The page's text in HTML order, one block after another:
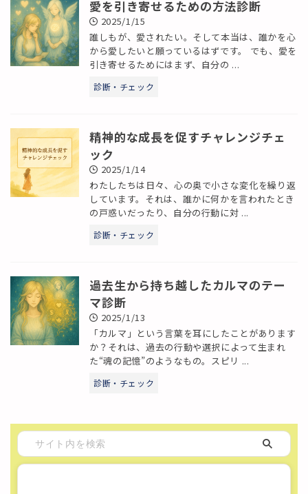
愛を引き寄せるための方法診断
2025/1/15
誰しもが、愛されたい。そして本当は、誰かを心
から愛したいと願っているはずです。 でも、愛を
引き寄せるためにはまず、自分の ...
診断・チェック
精神的な成長を促すチャレンジチェ
ック
2025/1/14
わたしたちは日々、心の奥で小さな変化を繰り返
しています。それは、誰かに何かを言われたとき
の戸惑いだったり、自分の行動に対 ...
診断・チェック
過去生から持ち越したカルマのテー
マ診断
2025/1/13
「カルマ」という言葉を耳にしたことがあります
か？それは、過去の行動や選択によって生まれ
た“魂の記憶”のようなもの。スピリ ...
診断・チェック